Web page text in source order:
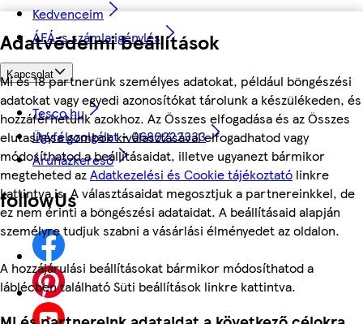
Adatvédelmi beállítások
Mi és 18 partnerünk személyes adatokat, például böngészési
adatokat vagy egyedi azonosítókat tárolunk a készülékeden, és
hozzáférhetünk azokhoz. Az Összes elfogadása és az Összes
elutasítása gombok kiválasztásával elfogadhatod vagy
módosíthatod a beállításaidat, illetve ugyanezt bármikor
megteheted azAdatkezelési és Cookie tájékoztató linkre
kattintva is. A választásaidat megosztjuk a partnereinkkel, de
ez nem érinti a böngészési adataidat. A beállításaid alapján
személyre tudjuk szabni a vásárlási élményedet az oldalon.
A hozzájárulási beállításokat bármikor módosíthatod a
láblécben található Süti beállítások linkre kattintva.
Kedvenceim
ÁFÁ-s számla igénylés
Kapcsolat
Tesco.hu
Ügyfélszolgálat - 0680222333
Áruházkereső
followUs